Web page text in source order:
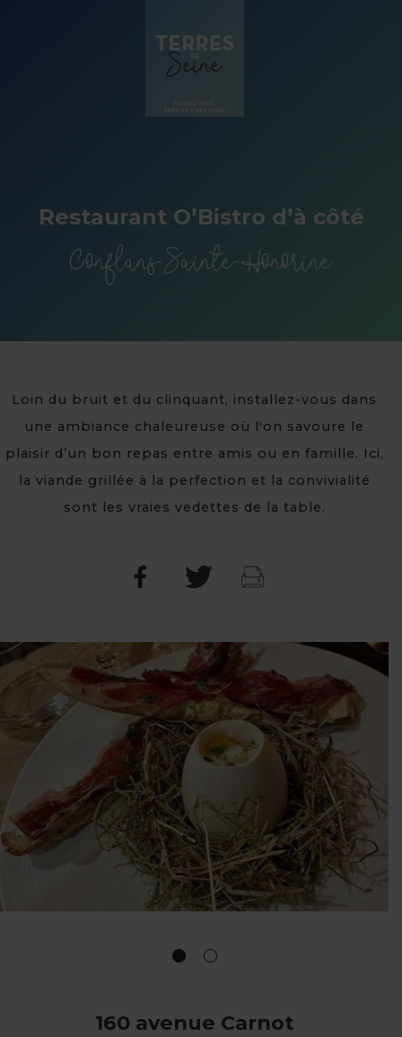
Restaurant O’Bistro d’à côté
Conflans-Sainte-Honorine
Loin du bruit et du clinquant, installez-vous dans
une ambiance chaleureuse où l'on savoure le
plaisir d’un bon repas entre amis ou en famille. Ici,
la viande grillée à la perfection et la convivialité
sont les vraies vedettes de la table.
160 avenue Carnot